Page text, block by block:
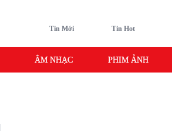
Tin Mới Tin Hot
ÂM NHẠC PHIM ẢNH